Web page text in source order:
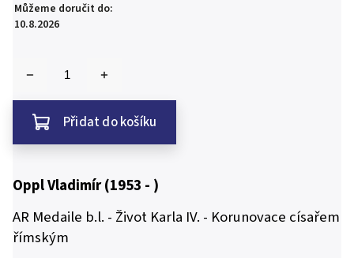
Můžeme doručit do:
10.8.2026
Přidat do košíku
Oppl Vladimír (1953 - )
AR Medaile b.l. - Život Karla IV. - Korunovace císařem
římským